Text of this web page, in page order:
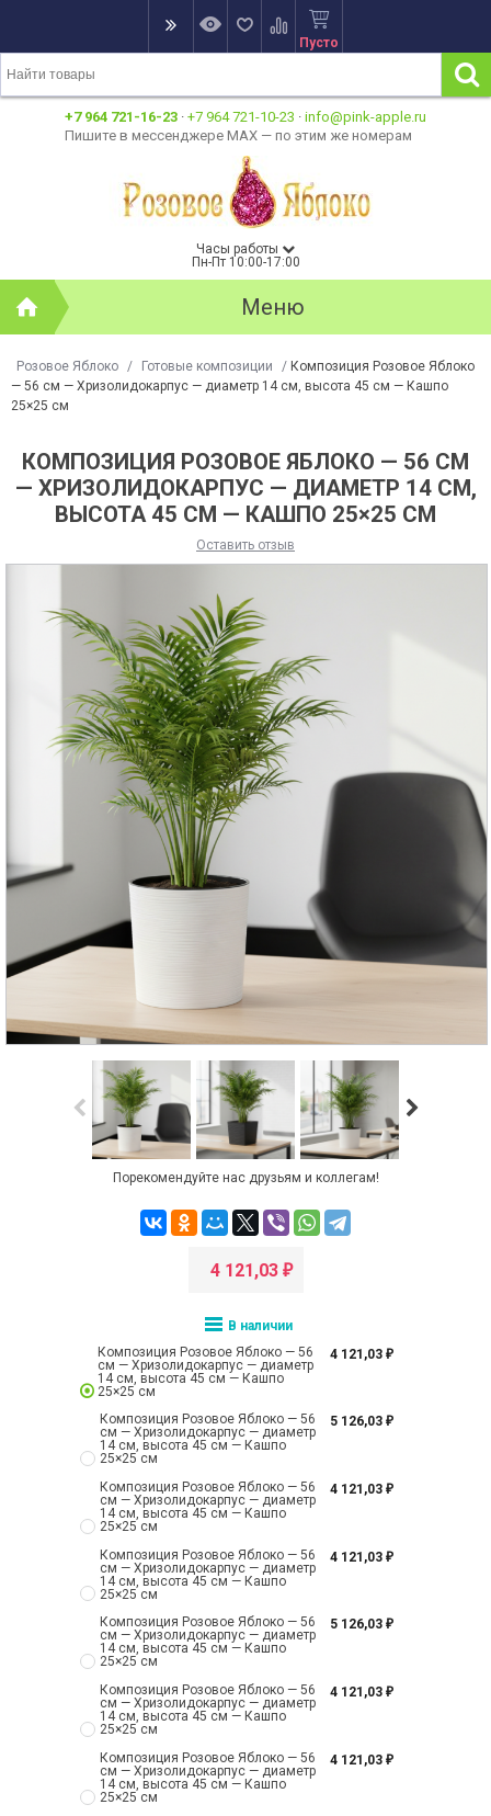
Пусто
+7 964 721-16-23 · +7 964 721-10-23 · info@pink-apple.ru
Пишите в мессенджере MAX — по этим же номерам
Часы работы
Пн-Пт 10:00-17:00
Меню
Розовое Яблоко / Готовые композиции / Композиция Розовое Яблоко
— 56 см — Хризолидокарпус — диаметр 14 см, высота 45 см — Кашпо
25×25 см
КОМПОЗИЦИЯ РОЗОВОЕ ЯБЛОКО — 56 СМ
— ХРИЗОЛИДОКАРПУС — ДИАМЕТР 14 СМ,
ВЫСОТА 45 СМ — КАШПО 25×25 СМ
Оставить отзыв
Порекомендуйте нас друзьям и коллегам!
4 121,03 ₽
В наличии
Композиция Розовое Яблоко — 56
см — Хризолидокарпус — диаметр
14 см, высота 45 см — Кашпо
25×25 см
4 121,03 ₽
Композиция Розовое Яблоко — 56
см — Хризолидокарпус — диаметр
14 см, высота 45 см — Кашпо
25×25 см
5 126,03 ₽
Композиция Розовое Яблоко — 56
см — Хризолидокарпус — диаметр
14 см, высота 45 см — Кашпо
25×25 см
4 121,03 ₽
Композиция Розовое Яблоко — 56
см — Хризолидокарпус — диаметр
14 см, высота 45 см — Кашпо
25×25 см
4 121,03 ₽
Композиция Розовое Яблоко — 56
см — Хризолидокарпус — диаметр
14 см, высота 45 см — Кашпо
25×25 см
5 126,03 ₽
Композиция Розовое Яблоко — 56
см — Хризолидокарпус — диаметр
14 см, высота 45 см — Кашпо
25×25 см
4 121,03 ₽
Композиция Розовое Яблоко — 56
см — Хризолидокарпус — диаметр
14 см, высота 45 см — Кашпо
25×25 см
4 121,03 ₽